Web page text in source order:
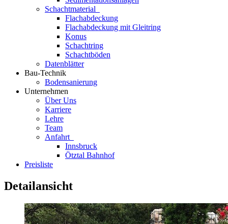
Schachtmaterial
Flachabdeckung
Flachabdeckung mit Gleitring
Konus
Schachtring
Schachtböden
Datenblätter
Bau-Technik
Bodensanierung
Unternehmen
Über Uns
Karriere
Lehre
Team
Anfahrt
Innsbruck
Ötztal Bahnhof
Preisliste
Detailansicht